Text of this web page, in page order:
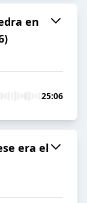
en
25:06
era el